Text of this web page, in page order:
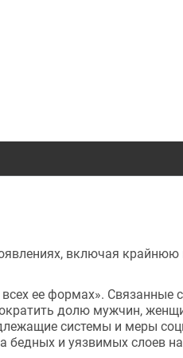
включая крайнюю
ее формах». Связанные
долю мужчин,
системы и меры
бедных и уязвимых слоев